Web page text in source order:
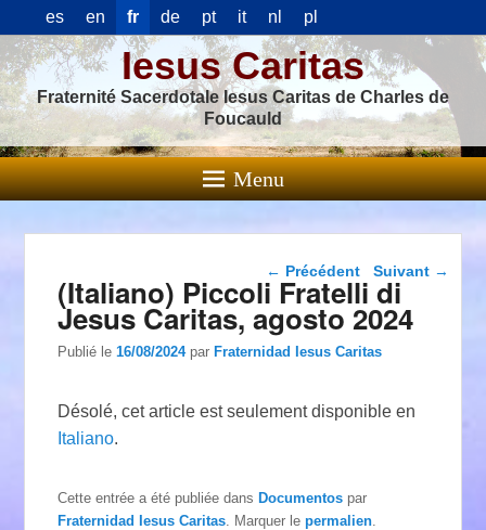
es en fr de pt it nl pl
Iesus Caritas
Fraternité Sacerdotale Iesus Caritas de Charles de
Foucauld
Menu
Navigation dans les
articles
← Précédent Suivant →
(Italiano) Piccoli Fratelli di
Jesus Caritas, agosto 2024
Publié le16/08/2024 parFraternidad Iesus Caritas
Désolé, cet article est seulement disponible en
Italiano.
Cette entrée a été publiée dansDocumentos par
Fraternidad Iesus Caritas . Marquer lepermalien